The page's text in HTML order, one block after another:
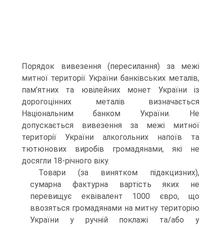
Порядок вивезення (пересилання) за межі
митної території України банківських металів,
пам’ятних та ювілейних монет України із
дорогоцінних металів визначається
Національним банком України. Не
допускається вивезення за межі митної
території України алкогольних напоїв та
тютюнових виробів громадянами, які не
досягли 18-річного віку.
Товари (за винятком підакцизних),
сумарна фактурна вартість яких не
перевищує еквівалент 1000 євро, що
ввозяться громадянами на митну територію
України у ручній поклажі та/або у